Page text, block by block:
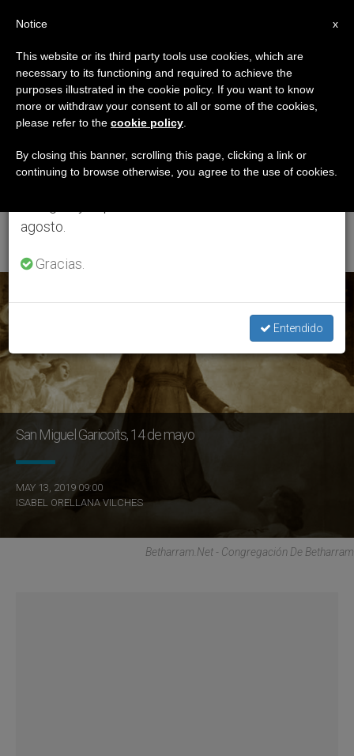
ETIQUETA
Posts Tagged
‘sacerdotes Sagrado
Corazón De Jesús De
San Miguel Garicoïts, 14 de mayo
MAY 13, 2019 09:00
ISABEL ORELLANA VILCHES
Betharram.net - Congregación De Betharram
×
Aviso importante
Del 27 de julio al 7 de agosto haremos la pausa
anual, aprovechando que en el periodo de verano
se generan menos informaciones y también el
agosto.
Gracias.
Entendido
x
Notice
This website or its third party tools use cookies, which are
necessary to its functioning and required to achieve the
purposes illustrated in the cookie policy. If you want to know
more or withdraw your consent to all or some of the cookies,
please refer to the cookie policy
By closing this banner, scrolling this page, clicking a link or
continuing to browse otherwise, you agree to the use of cookies.